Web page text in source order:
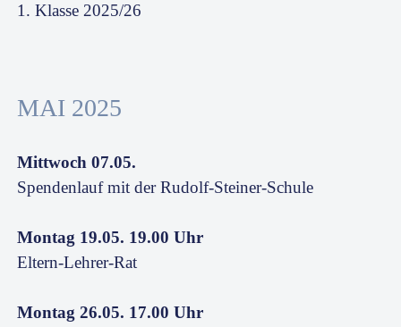
1. Klasse 2025/26
MAI 2025
Mittwoch 07.05.
Spendenlauf mit der Rudolf-Steiner-Schule
Montag 19.05. 19.00 Uhr
Eltern-Lehrer-Rat
Montag 26.05. 17.00 Uhr